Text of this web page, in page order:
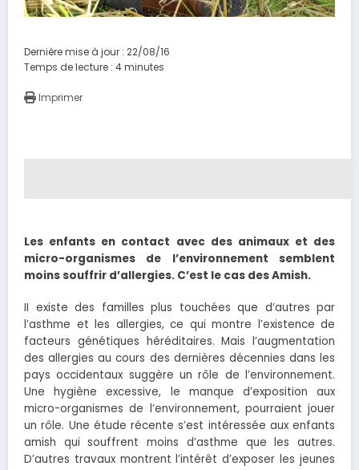
Dernière mise à jour : 22/08/16
Temps de lecture : 4minutes
Imprimer
Les enfants en contact avec des animaux et des
micro-organismes de l’environnement semblent
moins souffrir d’allergies. C’est le cas des Amish.
II existe des familles plus touchées que d’autres par
l’asthme et les allergies, ce qui montre l’existence de
facteurs génétiques héréditaires. Mais l’augmentation
des allergies au cours des dernières décennies dans les
pays occidentaux suggère un rôle de l’environnement.
Une hygiène excessive, le manque d’exposition aux
micro-organismes de l’environnement, pourraient jouer
un rôle. Une étude récente s’est intéressée aux enfants
amish qui souffrent moins d’asthme que les autres.
D’autres travaux montrent l’intérêt d’exposer les jeunes